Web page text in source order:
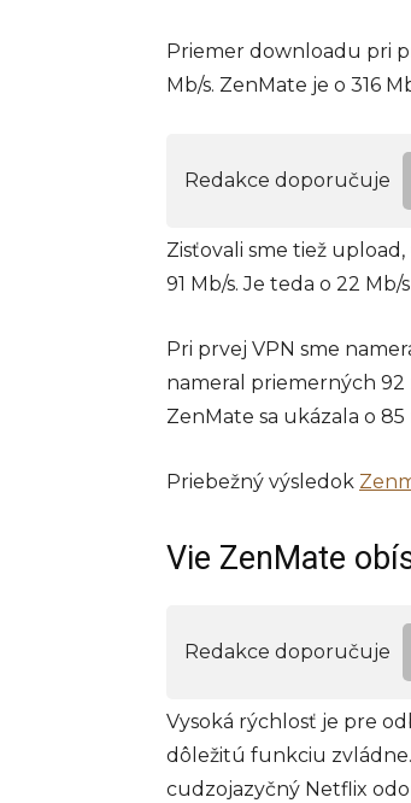
Priemer downloadu pri
Mb/s. ZenMate je o 316
Redakce doporučuje
Zisťovali sme tiež
91 Mb/s. Je teda o 22 Mb/
Pri prvej VPN sme
nameral priemerných 92
ZenMate sa ukázala o 85
Priebežný výsledok
Vie ZenMate
Redakce doporučuje
Vysoká rýchlosť je pre
dôležitú funkciu
cudzojazyčný Netflix